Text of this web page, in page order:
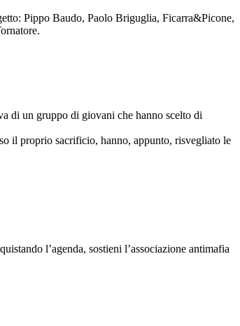
Pippo Baudo, Paolo Briguglia, Ficarra&Picone,
di un gruppo di giovani che hanno scelto di
il proprio sacrificio, hanno, appunto, risvegliato le
l’agenda, sostieni l’associazione antimafia